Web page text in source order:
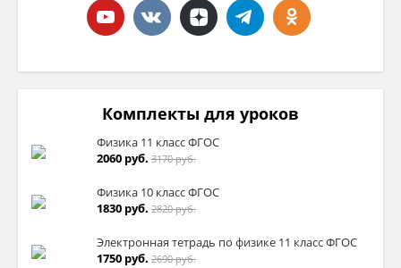
Комплекты для уроков
Физика 11 класс ФГОС
2060 руб. 3170 руб.
Физика 10 класс ФГОС
1830 руб. 2820 руб.
Электронная тетрадь по физике 11 класс ФГОС
1750 руб. 2690 руб.